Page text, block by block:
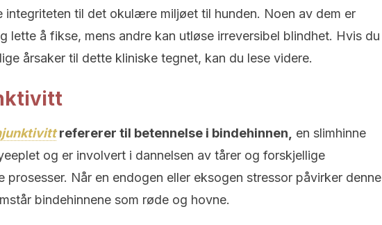
integriteten til det okulære miljøet til hunden. Noen av dem er
lette å fikse, mens andre kan utløse irreversibel blindhet. Hvis du
årsaker til dette kliniske tegnet, kan du lese videre.
refererer til betennelse i bindehinnen,
en slimhinne
og er involvert i dannelsen av tårer og forskjellige
prosesser. Når en endogen eller eksogen stressor påvirker denne
bindehinnene som røde og hovne.